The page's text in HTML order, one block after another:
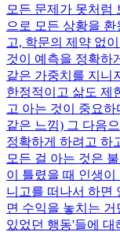
모든 문제가 못처럼
으로 모든 상황을
고, 학문의 제약 없
것이 예측을 정확하
같은 가중치를 지니
한정적이고 삶도 제
고 아는 것이 중요
같은 느낌) 그 다음
정확하게 하려고 하
모든 걸 아는 것은
이 틀렸을 때 인생
니고를 떠나서 하면
면 수익을 놓치는 거
있었던 행동'들에